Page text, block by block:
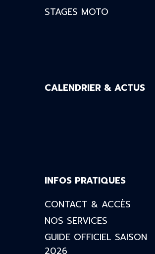
STAGES MOTO
CALENDRIER & ACTUS
INFOS PRATIQUES
CONTACT & ACCÈS
NOS SERVICES
GUIDE OFFICIEL SAISON
2026